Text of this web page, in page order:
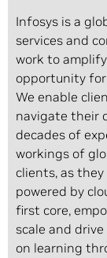
Infosys is a
services and
work to
opportunity for
We enable
navigate their
decades of
workings of
clients, as
powered by
first core,
scale and
on learning